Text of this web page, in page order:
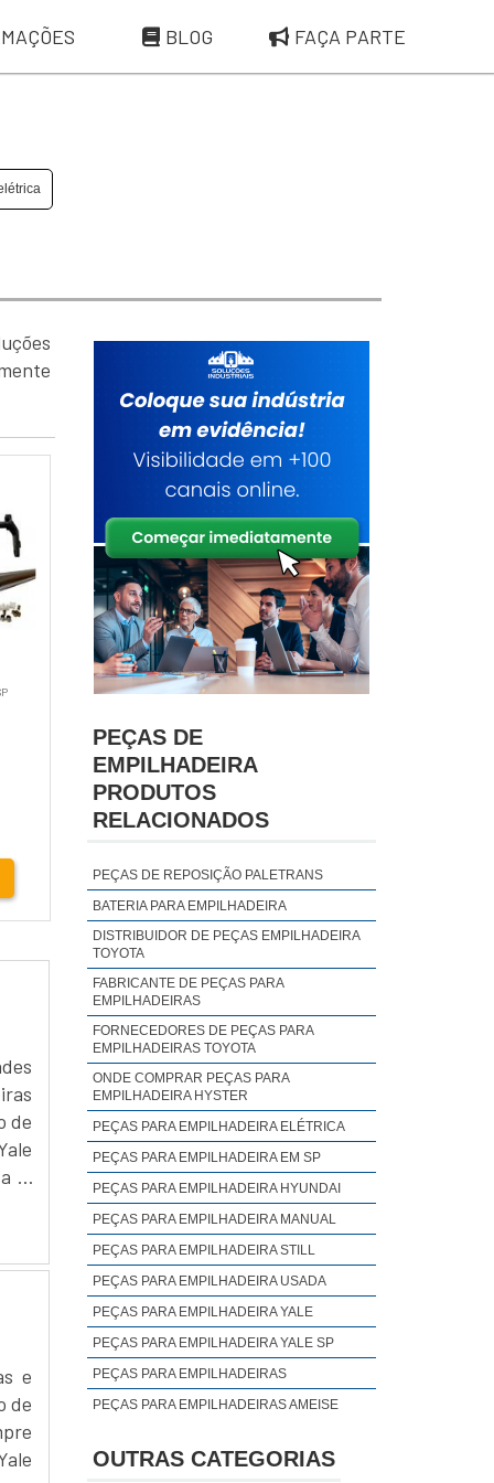
BLOG FAÇA PARTE
de
a
e
de
PEÇAS DE
EMPILHADEIRA
PRODUTOS
RELACIONADOS
PEÇAS DE REPOSIÇÃO PALETRANS
BATERIA PARA EMPILHADEIRA
DISTRIBUIDOR DE PEÇAS EMPILHADEIRA
TOYOTA
FABRICANTE DE PEÇAS PARA
EMPILHADEIRAS
FORNECEDORES DE PEÇAS PARA
EMPILHADEIRAS TOYOTA
ONDE COMPRAR PEÇAS PARA
EMPILHADEIRA HYSTER
PEÇAS PARA EMPILHADEIRA ELÉTRICA
PEÇAS PARA EMPILHADEIRA EM SP
PEÇAS PARA EMPILHADEIRA HYUNDAI
PEÇAS PARA EMPILHADEIRA MANUAL
PEÇAS PARA EMPILHADEIRA STILL
PEÇAS PARA EMPILHADEIRA USADA
PEÇAS PARA EMPILHADEIRA YALE
PEÇAS PARA EMPILHADEIRA YALE SP
PEÇAS PARA EMPILHADEIRAS
PEÇAS PARA EMPILHADEIRAS AMEISE
EQUIPAMENTOS PARA MOVIMENTAÇÃO DE
CARGA
OUTRAS CATEGORIAS